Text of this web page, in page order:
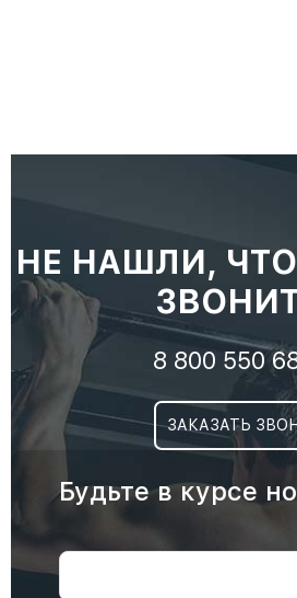
НЕ НАШЛИ,
8 800 550
ЗАКАЗАТЬ
Будьте в курсе